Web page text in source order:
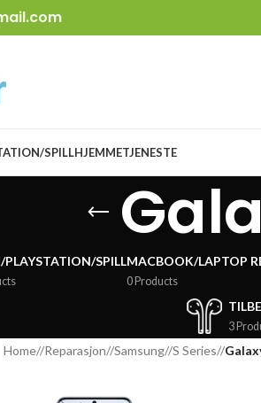
SPILLHJEMMETJENESTE
SPILLMACBOOK/LAPTOP
0 Products
3
Home/ Reparasjon/ Samsung/ S Series/